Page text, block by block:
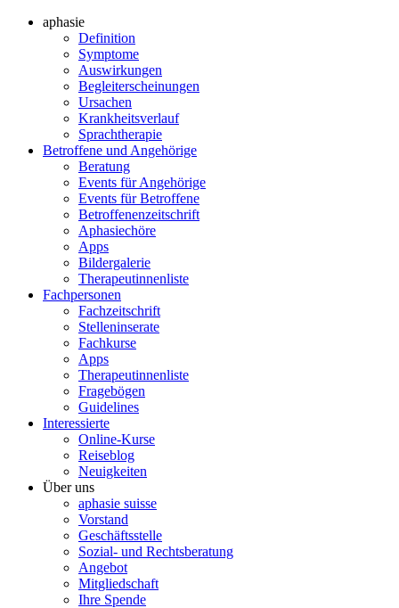
aphasie
Definition
Symptome
Auswirkungen
Begleiterscheinungen
Ursachen
Krankheitsverlauf
Sprachtherapie
Betroffene und Angehörige
Beratung
Events für Angehörige
Events für Betroffene
Betroffenenzeitschrift
Aphasiechöre
Apps
Bildergalerie
Therapeutinnenliste
Fachpersonen
Fachzeitschrift
Stelleninserate
Fachkurse
Apps
Therapeutinnenliste
Fragebögen
Guidelines
Interessierte
Online-Kurse
Reiseblog
Neuigkeiten
Über uns
aphasie suisse
Vorstand
Geschäftsstelle
Sozial- und Rechtsberatung
Angebot
Mitgliedschaft
Ihre Spende